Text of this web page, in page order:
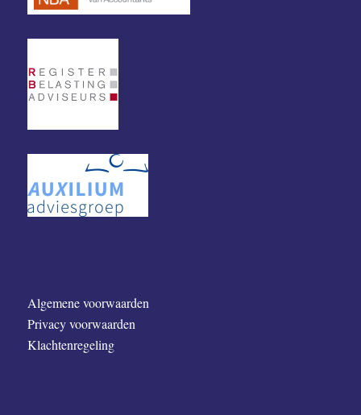
Algemene voorwaarden
Privacy voorwaarden
Klachtenregeling